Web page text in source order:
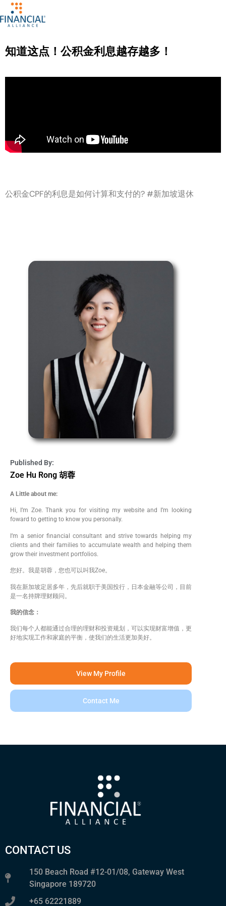
知道这点！公积金利息越存越多！
公积金CPF的利息是如何计算和支付的? #新加坡退休
Published By:
Zoe Hu Rong 胡蓉
A Little about me:
Hi, I’m Zoe. Thank you for visiting my website and I’m looking
foward to getting to know you personally.
I’m a senior financial consultant and strive towards helping my
clients and their families to accumulate wealth and helping them
grow their investment portfolios.
您好。我是胡蓉，您也可以叫我Zoe。
我在新加坡定居多年，先后就职于美国投行，日本金融等公司，目前
是一名持牌理财顾问。
我的信念：
我们每个人都能通过合理的理财和投资规划，可以实现财富增值，更
好地实现工作和家庭的平衡，使我们的生活更加美好。
View My Profile
Contact Me
CONTACT US
150 Beach Road #12-01/08, Gateway West
Singapore 189720
+65 62221889